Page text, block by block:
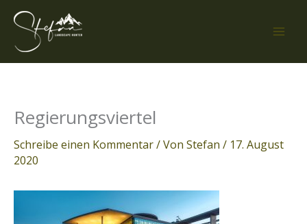
Zum
Inhalt
springen
Regierungsviertel
Schreibe einen Kommentar/ Von Stefan / 17. August
2020